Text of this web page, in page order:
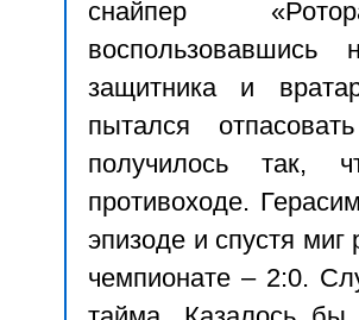
снайпер
воспользовавшись
защитника и
пытался
получилось так,
противоходе.
эпизоде и спустя
чемпионате – 2:0.